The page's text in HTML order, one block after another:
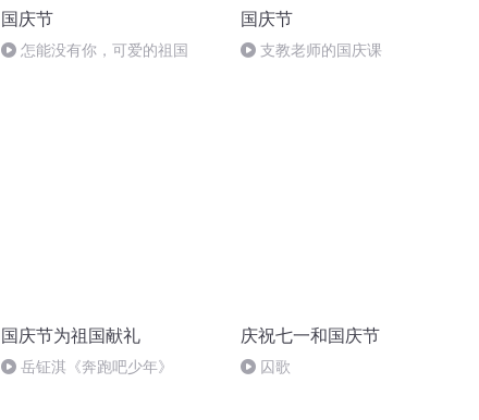
国庆节
怎能没有你，可爱的祖国
国庆节
支教老师的国庆课
国庆节为祖国献礼
岳钲淇《奔跑吧少年》
庆祝七一和国庆节
囚歌